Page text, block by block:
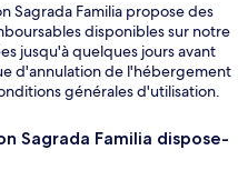
Sagrada Familia propose des
disponibles sur notre
jusqu'à quelques jours avant
d'annulation de l'hébergement
générales d'utilisation.
Sagrada Familia dispose-